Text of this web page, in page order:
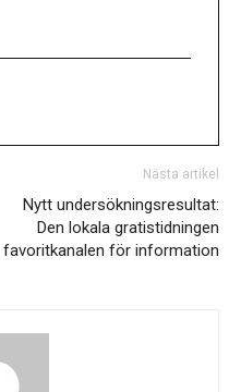
Nästa artikel
Nytt undersökningsresultat:
Den lokala gratistidningen
favoritkanalen för information